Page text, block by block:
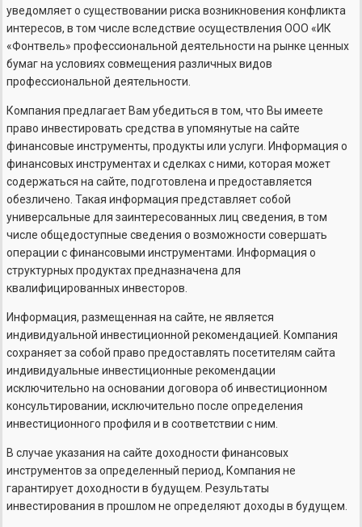
уведомляет о существовании риска возникновения конфликта
интересов, в том числе вследствие осуществления ООО «ИК
«Фонтвель» профессиональной деятельности на рынке ценных
бумаг на условиях совмещения различных видов
профессиональной деятельности.
Компания предлагает Вам убедиться в том, что Вы имеете
право инвестировать средства в упомянутые на сайте
финансовые инструменты, продукты или услуги. Информация о
финансовых инструментах и сделках с ними, которая может
содержаться на сайте, подготовлена и предоставляется
обезличено. Такая информация представляет собой
универсальные для заинтересованных лиц сведения, в том
числе общедоступные сведения о возможности совершать
операции с финансовыми инструментами. Информация о
структурных продуктах предназначена для
квалифицированных инвесторов.
Информация, размещенная на сайте, не является
индивидуальной инвестиционной рекомендацией. Компания
сохраняет за собой право предоставлять посетителям сайта
индивидуальные инвестиционные рекомендации
исключительно на основании договора об инвестиционном
консультировании, исключительно после определения
инвестиционного профиля и в соответствии с ним.
В случае указания на сайте доходности финансовых
инструментов за определенный период, Компания не
гарантирует доходности в будущем. Результаты
инвестирования в прошлом не определяют доходы в будущем.